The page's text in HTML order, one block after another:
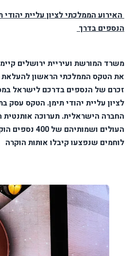
האירוע הממלכתי לציון עליית
הנספים בדרך
את הטקס הממלכתי הראשון להעלאת
זכרם של הנספים בדרכם לישראל
לציון עליית יהודי תימן. הטקס עסק
החברה הישראלית. תערוכה אותנטית
העולים
לוחמים שנפצעו קיבלו אותות הוקרה